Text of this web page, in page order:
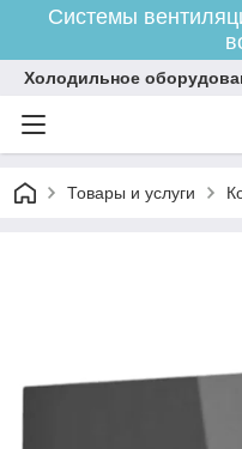
Системы
Холодильное
Товары и услуги